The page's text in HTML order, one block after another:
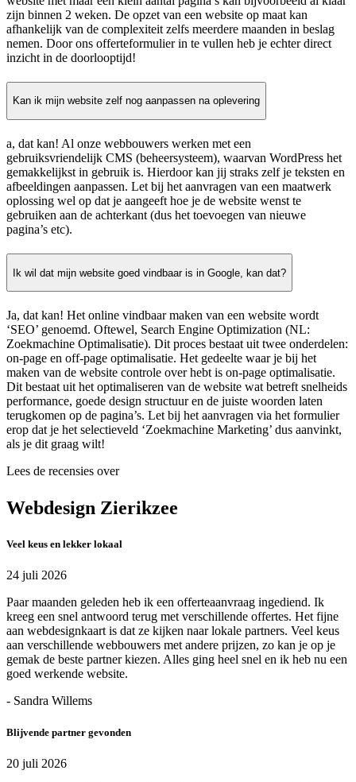
zijn binnen 2 weken. De opzet van een website op maat kan
afhankelijk van de complexiteit zelfs meerdere maanden in beslag
nemen. Door ons offerteformulier in te vullen heb je echter direct
inzicht in de doorlooptijd!
Kan ik mijn website zelf nog aanpassen na oplevering
a, dat kan! Al onze webbouwers werken met een
gebruiksvriendelijk CMS (beheersysteem), waarvan WordPress het
gemakkelijkst in gebruik is. Hierdoor kan jij straks zelf je teksten en
afbeeldingen aanpassen. Let bij het aanvragen van een maatwerk
oplossing wel op dat je aangeeft hoe je de website wenst te
gebruiken aan de achterkant (dus het toevoegen van nieuwe
pagina’s etc).
Ik wil dat mijn website goed vindbaar is in Google, kan dat?
Ja, dat kan! Het online vindbaar maken van een website wordt
‘SEO’ genoemd. Oftewel, Search Engine Optimization (NL:
Zoekmachine Optimalisatie). Dit proces bestaat uit twee onderdelen:
on-page en off-page optimalisatie. Het gedeelte waar je bij het
maken van de website controle over hebt is on-page optimalisatie.
Dit bestaat uit het optimaliseren van de website wat betreft snelheids
performance, goede design structuur en de juiste woorden laten
terugkomen op de pagina’s. Let bij het aanvragen via het formulier
erop dat je het selectieveld ‘Zoekmachine Marketing’ dus aanvinkt,
als je dit graag wilt!
Lees de recensies over
Webdesign Zierikzee
Veel keus en lekker lokaal
24 juli 2026
Paar maanden geleden heb ik een offerteaanvraag ingediend. Ik
kreeg een snel antwoord terug met verschillende offertes. Het fijne
aan webdesignkaart is dat ze kijken naar lokale partners. Veel keus
aan verschillende webbouwers met andere prijzen, zo kan je op je
gemak de beste partner kiezen. Alles ging heel snel en ik heb nu een
goed werkende website.
- Sandra Willems
Blijvende partner gevonden
20 juli 2026